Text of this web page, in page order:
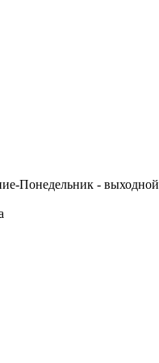
Понедельник - выходной